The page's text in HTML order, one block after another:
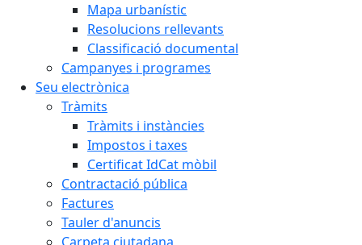
Mapa urbanístic
Resolucions rellevants
Classificació documental
Campanyes i programes
Seu electrònica
Tràmits
Tràmits i instàncies
Impostos i taxes
Certificat IdCat mòbil
Contractació pública
Factures
Tauler d'anuncis